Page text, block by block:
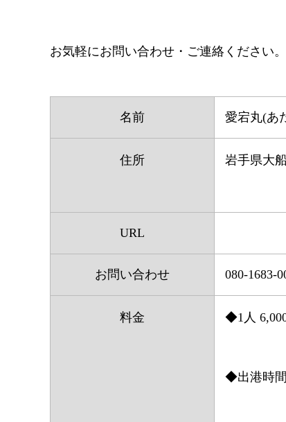
お気軽にお問い合わせ・ご連絡ください。
名前 愛宕丸(あ
住所 岩手県大
URL
お問い合わせ 080-1683-
料金 ◆1人
◆出港時